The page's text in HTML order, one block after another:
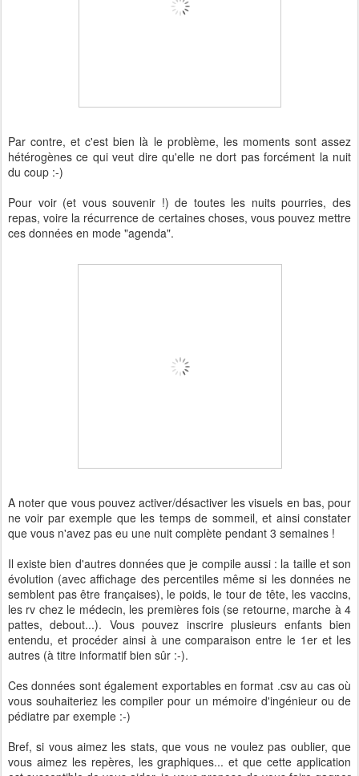
Par contre, et c'est bien là le problème, les moments sont assez
hétérogènes ce qui veut dire qu'elle ne dort pas forcément la nuit
du coup :-)
Pour voir (et vous souvenir !) de toutes les nuits pourries, des
repas, voire la récurrence de certaines choses, vous pouvez mettre
ces données en mode "agenda".
A noter que vous pouvez activer/désactiver les visuels en bas, pour
ne voir par exemple que les temps de sommeil, et ainsi constater
que vous n'avez pas eu une nuit complète pendant 3 semaines !
Il existe bien d'autres données que je compile aussi : la taille et son
évolution (avec affichage des percentiles même si les données ne
semblent pas être françaises), le poids, le tour de tête, les vaccins,
les rv chez le médecin, les premières fois (se retourne, marche à 4
pattes, debout...). Vous pouvez inscrire plusieurs enfants bien
entendu, et procéder ainsi à une comparaison entre le 1er et les
autres (à titre informatif bien sûr :-).
Ces données sont également exportables en format .csv au cas où
vous souhaiteriez les compiler pour un mémoire d'ingénieur ou de
pédiatre par exemple :-)
Bref, si vous aimez les stats, que vous ne voulez pas oublier, que
vous aimez les repères, les graphiques... et que cette application